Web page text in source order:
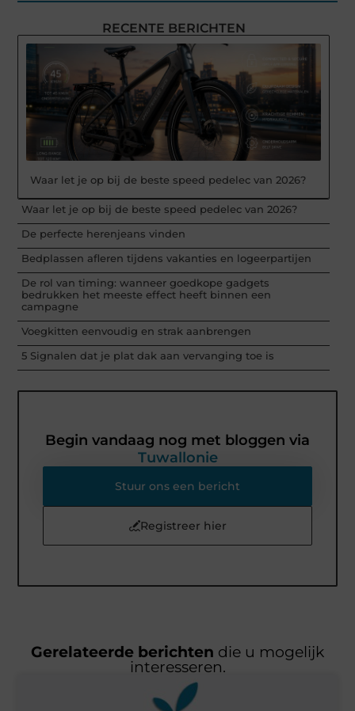
RECENTE BERICHTEN
Waar let je op bij de beste speed pedelec van 2026?
Waar let je op bij de beste speed pedelec van 2026?
De perfecte herenjeans vinden
Bedplassen afleren tijdens vakanties en logeerpartijen
De rol van timing: wanneer goedkope gadgets
bedrukken het meeste effect heeft binnen een
campagne
Voegkitten eenvoudig en strak aanbrengen
5 Signalen dat je plat dak aan vervanging toe is
Begin vandaag nog met bloggen via
Tuwallonie
Stuur ons een bericht
Registreer hier
Gerelateerde berichten die u mogelijk
interesseren.